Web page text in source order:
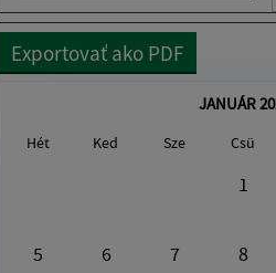
Exportovať ako PDF
JANUÁR
Hét Ked Sze Csü
1
5 6 7 8